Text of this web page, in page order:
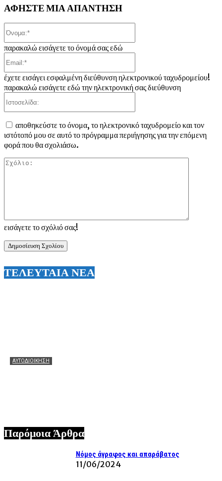
ΑΦΗΣΤΕ ΜΙΑ ΑΠΑΝΤΗΣΗ
εισάγετε το σχόλιό σας!
παρακαλώ εισάγετε το όνομά σας εδώ
έχετε εισάγει εσφαλμένη διεύθυνση ηλεκτρονικού ταχυδρομείου!
παρακαλώ εισάγετε εδώ την ηλεκτρονική σας διεύθυνση
αποθηκεύστε το όνομα, το ηλεκτρονικό ταχυδρομείο και τον
ιστότοπό μου σε αυτό το πρόγραμμα περιήγησης για την επόμενη
φορά που θα σχολιάσω.
ΤΕΛΕΥΤΑΙΑ ΝΕΑ
ΑΥΤΟΔΙΟΙΚΗΣΗ
Παρόμοια Άρθρα
Νόμος άγραφος και απαράβατος
11/06/2024